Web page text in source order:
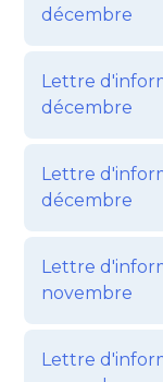
décembre
Lettre
décembre
Lettre
décembre
Lettre
novembre
Lettre